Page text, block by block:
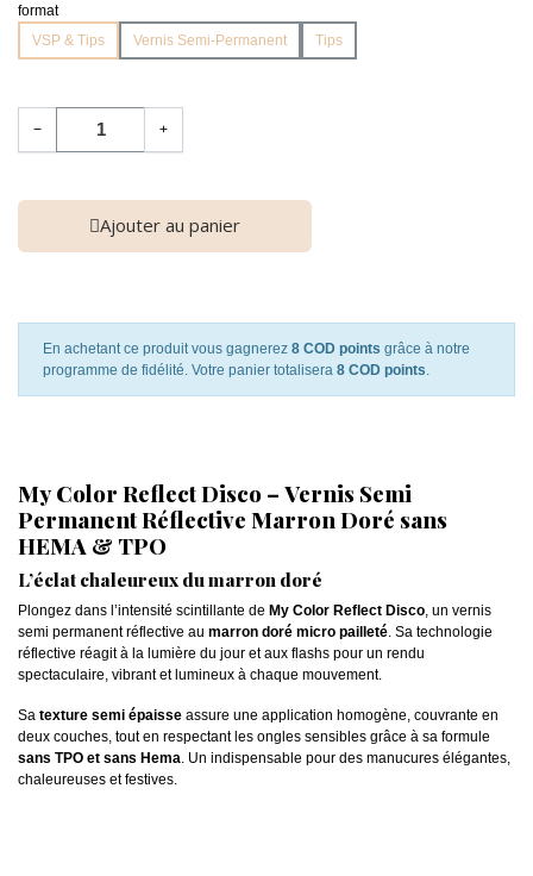
format
VSP & Tips
Vernis Semi-Permanent Tips
− +
Ajouter au panier
En achetant ce produit vous gagnerez 8 COD points grâce à notre
programme de fidélité. Votre panier totalisera 8 COD points.
My Color Reflect Disco – Vernis Semi
Permanent Réflective Marron Doré sans
HEMA & TPO
L’éclat chaleureux du marron doré
Plongez dans l’intensité scintillante de My Color Reflect Disco, un vernis
semi permanent réflective au marron doré micro pailleté. Sa technologie
réflective réagit à la lumière du jour et aux flashs pour un rendu
spectaculaire, vibrant et lumineux à chaque mouvement.
Sa texture semi épaisse assure une application homogène, couvrante en
deux couches, tout en respectant les ongles sensibles grâce à sa formule
sans TPO et sans Hema. Un indispensable pour des manucures élégantes,
chaleureuses et festives.